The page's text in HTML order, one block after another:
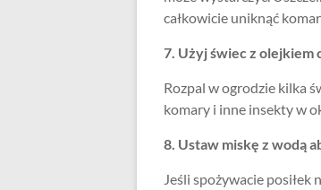
całkowicie uniknąć
7. Użyj świec z
Rozpal w ogrodzie kilka
komary i inne insekty w
8. Ustaw miskę z wodą
Jeśli spożywacie posiłek